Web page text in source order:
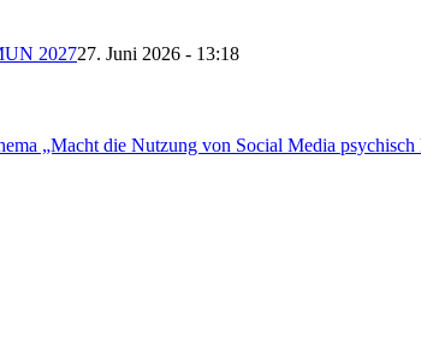
202727. Juni 2026 - 13:18
„Macht die Nutzung von Social Media psychisch